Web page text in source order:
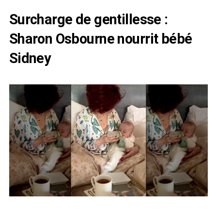
Surcharge de gentillesse :
Sharon Osbourne nourrit bébé
Sidney